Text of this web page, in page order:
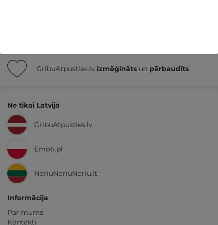
GribuAtpusties.lv izmēģināts un pārbaudīts
Ne tikai Latvijā
GribuAtpusties.lv
Emoti.pl
NoriuNoriuNoriu.lt
Informācija
Par mums
Kontakti